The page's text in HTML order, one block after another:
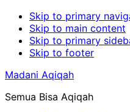
Skip to primary
Skip to main content
Skip to primary
Skip to footer
Madani Aqiqah
Semua Bisa Aqiqah